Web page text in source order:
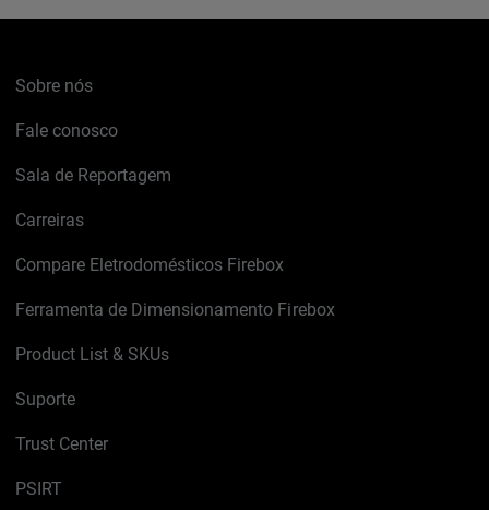
Sobre nós
Fale conosco
Sala de Reportagem
Carreiras
Compare Eletrodomésticos Firebox
Ferramenta de Dimensionamento Firebox
Product List & SKUs
Suporte
Trust Center
PSIRT